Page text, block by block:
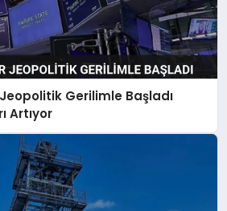
Gerilimle Başladı
Artıyor